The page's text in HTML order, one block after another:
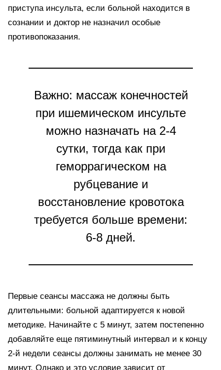
приступа инсульта, если больной находится в
сознании и доктор не назначил особые
противопоказания.
Важно: массаж конечностей
при ишемическом инсульте
можно назначать на 2-4
сутки, тогда как при
геморрагическом на
рубцевание и
восстановление кровотока
требуется больше времени:
6-8 дней.
Первые сеансы массажа не должны быть
длительными: больной адаптируется к новой
методике. Начинайте с 5 минут, затем постепенно
добавляйте еще пятиминутный интервал и к концу
2-й недели сеансы должны занимать не менее 30
минут. Однако и это условие зависит от